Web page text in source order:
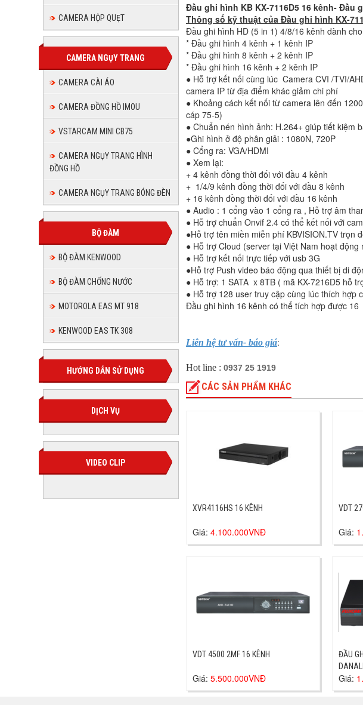
CAMERA HỘP QUẸT
CAMERA NGỤY TRANG
CAMERA CÀI ÁO
CAMERA ĐỒNG HỒ IMOU
VSTARCAM MINI CB75
CAMERA NGỤY TRANG HÌNH
ĐỒNG HỒ
CAMERA NGỤY TRANG BÓNG ĐÈN
BỘ ĐÀM
BỘ ĐÀM KENWOOD
BỘ ĐÀM CHỐNG NƯỚC
MOTOROLA EAS MT 918
KENWOOD EAS TK 308
HƯỚNG DẪN SỬ DỤNG
DỊCH VỤ
VIDEO CLIP
Đầu ghi hình KB KX-7116D5 16 kênh- Đầu
Thông số kỹ thuật của Đầu ghi hình KX-
Đầu ghi hình HD (5 in 1) 4/8/16 kênh dành
* Đầu ghi hình 4 kênh + 1 kênh IP
* Đầu ghi hình 8 kênh + 2 kênh IP
* Đầu ghi hình 16 kênh + 2 kênh IP
● Hỗ trợ kết nối cùng lúc Camera CVI /TVI/
camera IP từ địa điểm khác giảm chi phí
● Khoảng cách kết nối từ camera lên đến
cáp 75-5)
● Chuẩn nén hình ảnh: H.264+ giúp tiết kiệm
●Ghi hình ở độ phân giải : 1080N, 720P
● Cổng ra: VGA/HDMI
● Xem lại:
+ 4 kênh đồng thời đối với đầu 4 kênh
+ 1/4/9 kênh đồng thời đối với đầu 8 kênh
+ 16 kênh đồng thời đối với đầu 16 kênh
● Audio : 1 cổng vào 1 cổng ra , Hỗ trợ âm
● Hỗ trợ chuẩn Onvif 2.4 có thể kết nối với
●Hỗ trợ tên miền miễn phí KBVISION.TV trọn
● Hỗ trợ Cloud (server tại Việt Nam hoạt
● Hỗ trợ kết nối trực tiếp với usb 3G
●Hỗ trợ Push video báo động qua thiết bị di
● Hỗ trợ: 1 SATA x 8TB ( mã KX-7216D5 hỗ
● Hỗ trợ 128 user truy cập cùng lúc thích
Đầu ghi hình 16 kênh có thể tích hợp được 16
Liên hệ tư vấn- báo giá:
Hot line : 0937 25 1919
CÁC SẢN PHẨM KHÁC
XVR4116HS 16 KÊNH
Giá: 4.100.000VNĐ
VDT
Giá:
VDT 4500 2MF 16 KÊNH
Giá: 5.500.000VNĐ
ĐẦU
Giá: